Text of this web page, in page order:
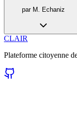
par M. Echaniz
CLAIR
Plateforme citoyenne